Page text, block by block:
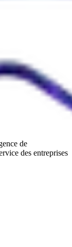
de
des entreprises